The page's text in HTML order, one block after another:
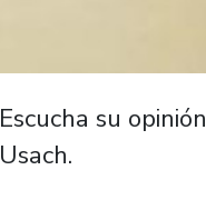
Escucha su
Usach.